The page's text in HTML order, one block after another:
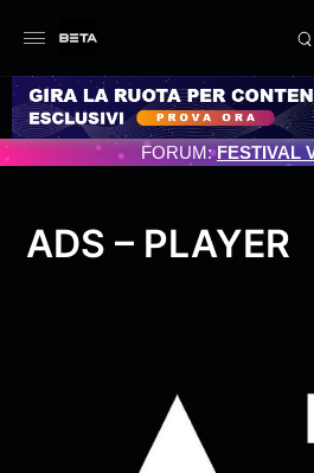
PROGRAMMATO 3/07/2025
FORUM:FESTIVAL
ADS – PLAYER